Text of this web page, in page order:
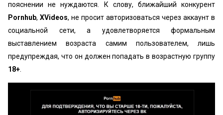
пояснении не нуждаются. К слову, ближайший конкурент
Pornhub, XVideos, не просит авторизоваться через аккаунт в
социальной сети, а удовлетворяется формальным
выставлением возраста самим пользователем, лишь
предупреждая, что он должен попадать в возрастную группу
18+